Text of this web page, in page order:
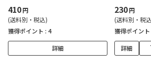
410円
(送料別・税込)
獲得ポイント : 4
詳細
230円
(送料別・税
獲得ポイント
詳細